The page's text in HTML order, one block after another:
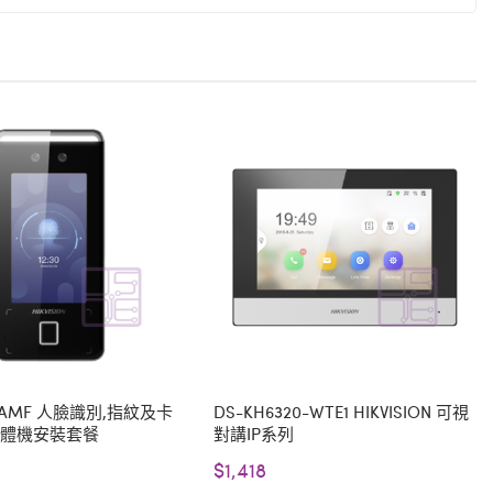
人臉識別,指紋及卡
機安裝套餐
DS-KH6320-WTE1 HIKVISION 可視
對講IP系列
$1,418